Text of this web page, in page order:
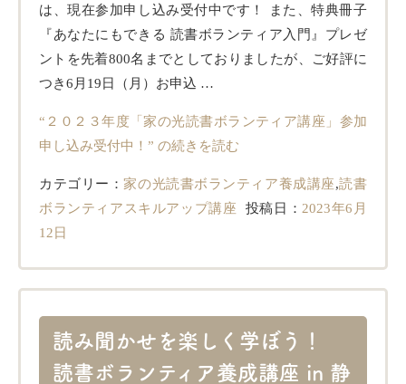
は、現在参加申し込み受付中です！ また、特典冊子
『あなたにもできる 読書ボランティア入門』プレゼ
ントを先着800名までとしておりましたが、ご好評に
つき6月19日（月）お申込 …
“２０２３年度「家の光読書ボランティア講座」参加
申し込み受付中！” の続きを読む
カテゴリー：家の光読書ボランティア養成講座,読書
ボランティアスキルアップ講座 投稿日： 2023年6月
12日
読み聞かせを楽しく学ぼう！
読書ボランティア養成講座 in 静